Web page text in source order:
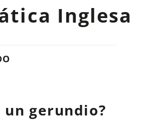
Inglesa
un gerundio?